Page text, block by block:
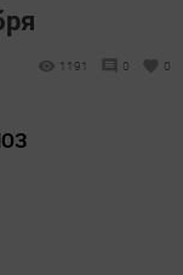
1191 0 0